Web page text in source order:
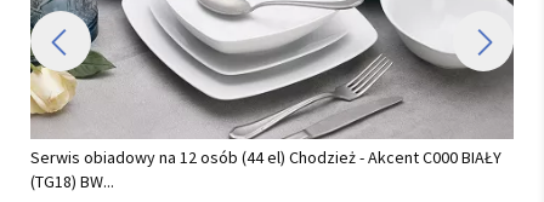
Serwis obiadowy na 12 osób (44 el) Chodzież - Akcent C000 BIAŁY
(TG18) BW...